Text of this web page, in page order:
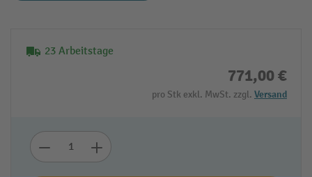
23 Arbeitstage
771,00 €
pro Stk exkl. MwSt. zzgl. Versand